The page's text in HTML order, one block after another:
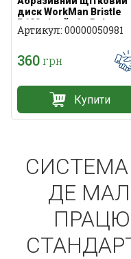
диск WorkMan Bristle
Р120 сірий під Roloc
Артикул: 00000050981
360грн
Купити
СИСТЕМА
ДЕ